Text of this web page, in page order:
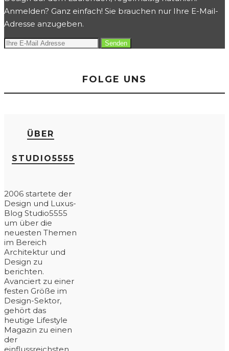
Anmelden? Ganz einfach! Sie brauchen nur Ihre E-Mail-
Adresse anzugeben.
FOLGE UNS
ÜBER
STUDIO5555
2006 startete der
Design und Luxus-
Blog Studio5555
um über die
neuesten Themen
im Bereich
Architektur und
Design zu
berichten.
Avanciert zu einer
festen Größe im
Design-Sektor,
gehört das
heutige Lifestyle
Magazin zu einen
der